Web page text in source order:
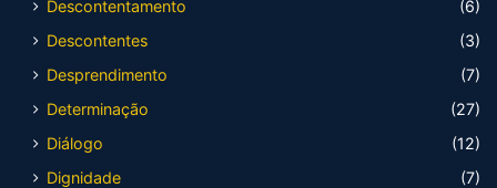
Descontentamento
(6)
Descontentes
(3)
Desprendimento
(7)
Determinação
(27)
Diálogo
(12)
Dignidade
(7)